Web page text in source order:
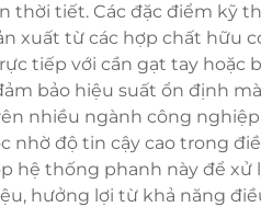
thời tiết. Các đặc điểm kỹ
xuất từ các hợp chất hữu
tiếp với cần gạt tay hoặc
bảo hiệu suất ổn định
nhiều ngành công
nhờ độ tin cậy cao trong
hệ thống phanh này để xử
hưởng lợi từ khả năng